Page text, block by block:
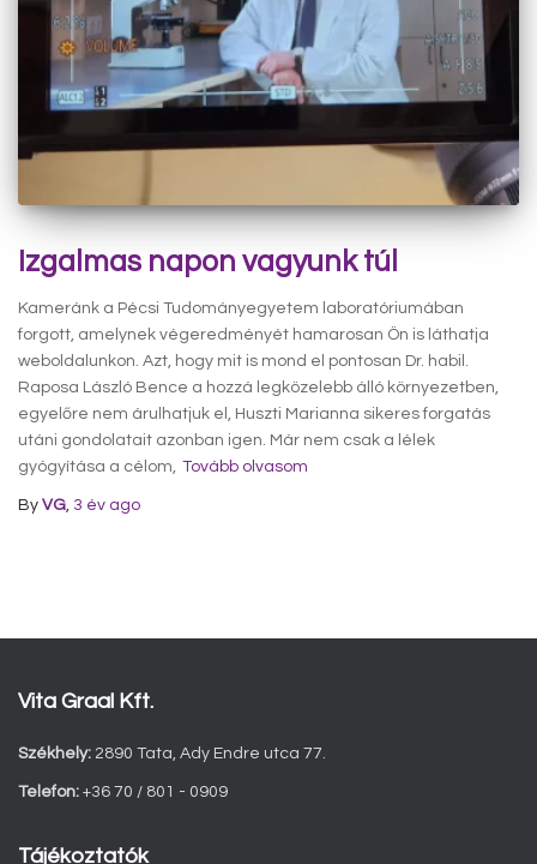
Izgalmas napon vagyunk túl
Kameránk a Pécsi Tudományegyetem laboratóriumában
forgott, amelynek végeredményét hamarosan Ön is láthatja
weboldalunkon. Azt, hogy mit is mond el pontosan Dr. habil.
Raposa László Bence a hozzá legközelebb álló környezetben,
egyelőre nem árulhatjuk el, Huszti Marianna sikeres forgatás
utáni gondolatait azonban igen. Már nem csak a lélek
gyógyítása a célom, Tovább olvasom
By VG, 3 év ago
Vita Graal Kft.
Székhely: 2890 Tata, Ady Endre utca 77.
Telefon: +36 70 / 801 - 0909
Tájékoztatók